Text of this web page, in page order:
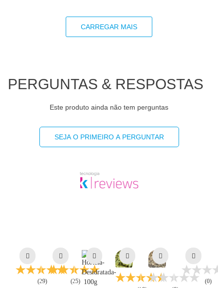
CARREGAR MAIS
PERGUNTAS & RESPOSTAS
Este produto ainda não tem perguntas
SEJA O PRIMEIRO A PERGUNTAR
(29) (25) (0)